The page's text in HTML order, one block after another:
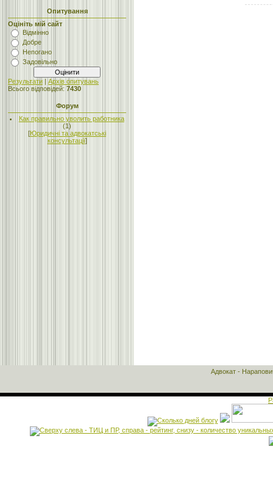
Опитування
Оцініть мій сайт
Відмінно
Добре
Непогано
Задовільно
Результати | Архів опитувань
Всього відповідей: 7430
Форум
Как правильно уволить работника
(1)
[Юридичні та адвокатські
консультації]
Адвокат -